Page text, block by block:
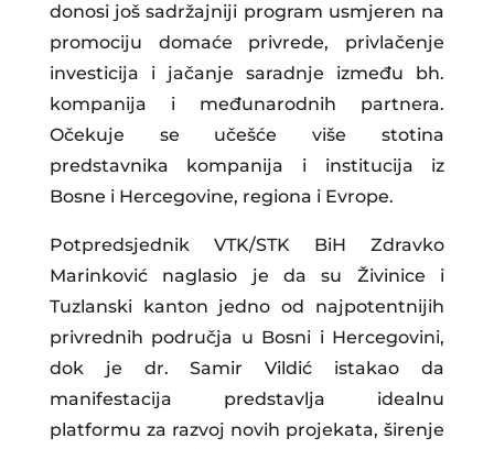
donosi još sadržajniji program usmjeren na
promociju domaće privrede, privlačenje
investicija i jačanje saradnje između bh.
kompanija i međunarodnih partnera.
Očekuje se učešće više stotina
predstavnika kompanija i institucija iz
Bosne i Hercegovine, regiona i Evrope.
Potpredsjednik VTK/STK BiH Zdravko
Marinković naglasio je da su Živinice i
Tuzlanski kanton jedno od najpotentnijih
privrednih područja u Bosni i Hercegovini,
dok je dr. Samir Vildić istakao da
manifestacija predstavlja idealnu
platformu za razvoj novih projekata, širenje